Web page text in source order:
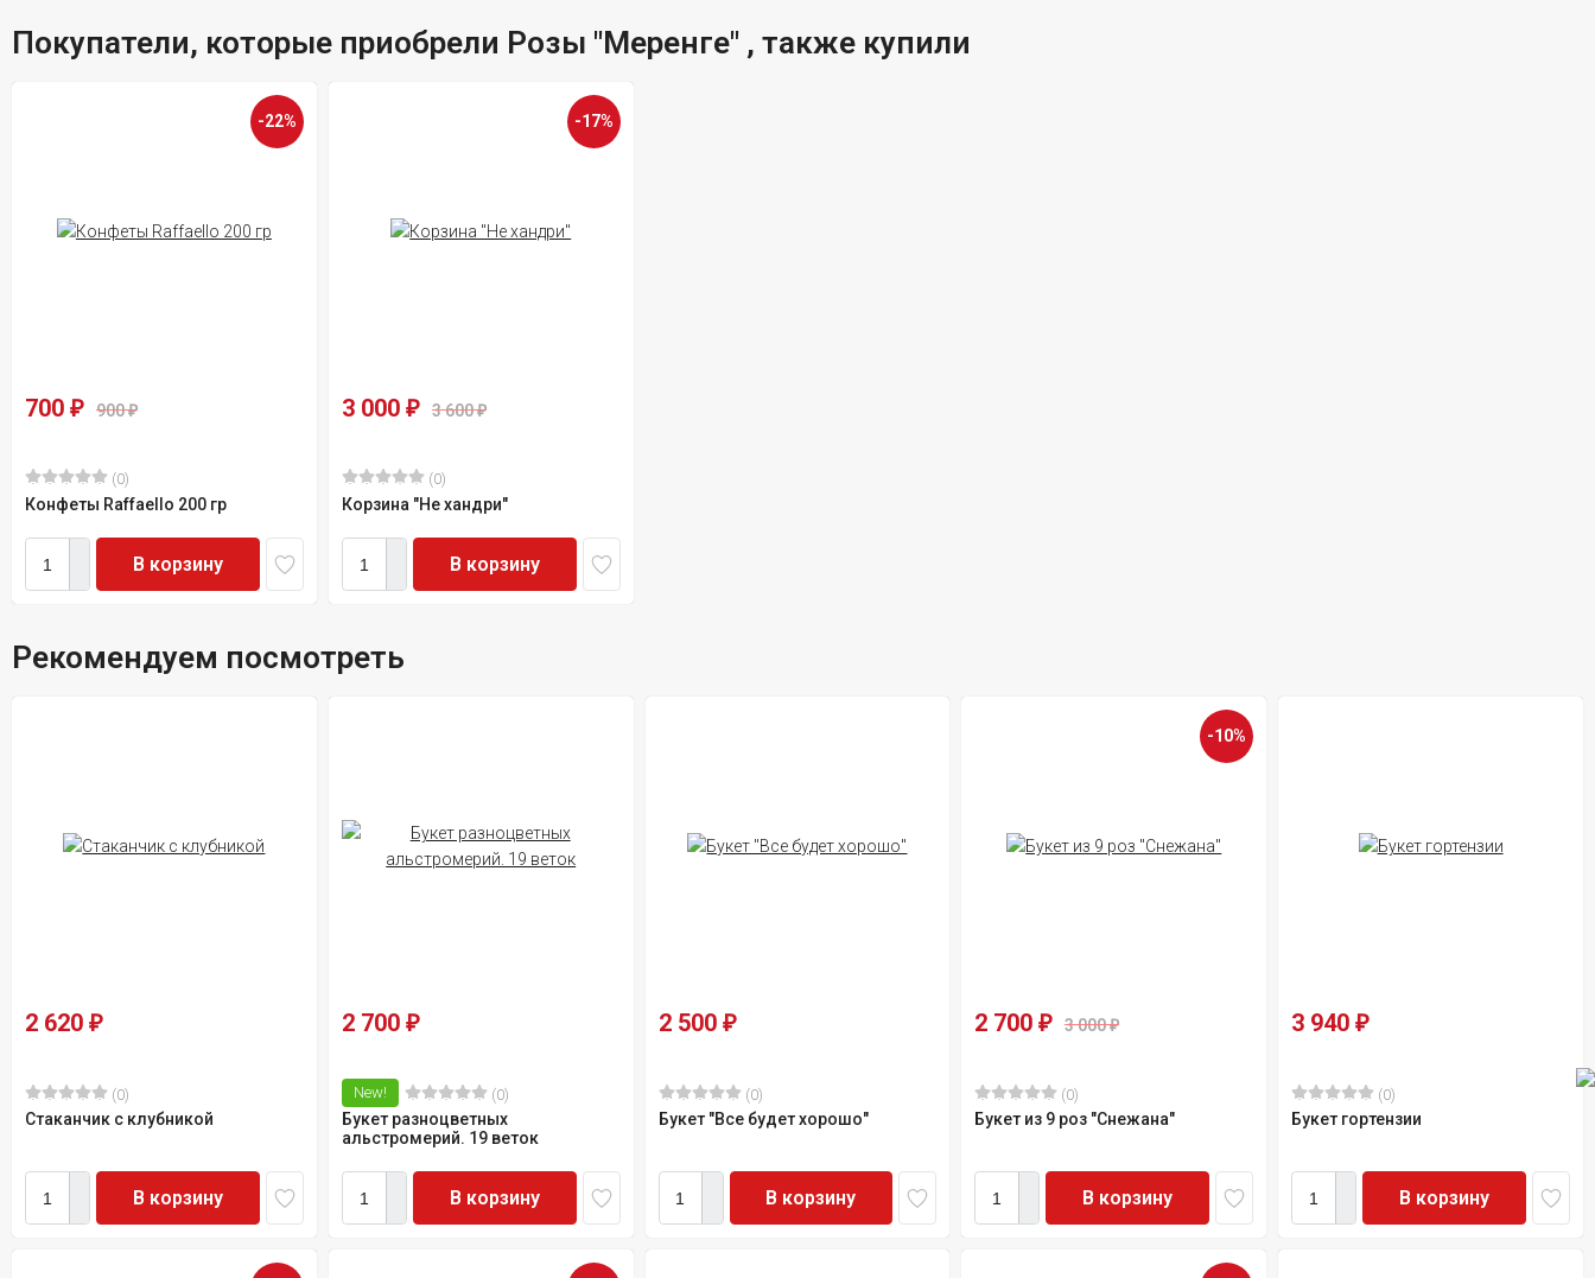
Покупатели, которые приобрели Розы "Меренге" , также купили
-22%
700 ₽ 900₽
(0)
Конфеты Raffaello 200 гр
В корзину
-17%
3 000 ₽ 3 600₽
(0)
Корзина "Не хандри"
В корзину
Рекомендуем посмотреть
2 620 ₽
(0)
Стаканчик с клубникой
В корзину
2 700 ₽
New! (0)
Букет разноцветных
альстромерий. 19 веток
В корзину
2 500 ₽
(0)
Букет "Все будет хорошо"
В корзину
-10%
2 700₽ 3 000₽
(0)
Букет из 9 роз "Снежана"
В корзину
3 940₽
(0)
Букет гортензии
В корзину